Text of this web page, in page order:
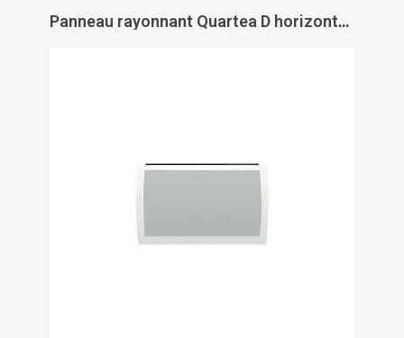
Panneau rayonnant Quartea D horizontal - INTUIS